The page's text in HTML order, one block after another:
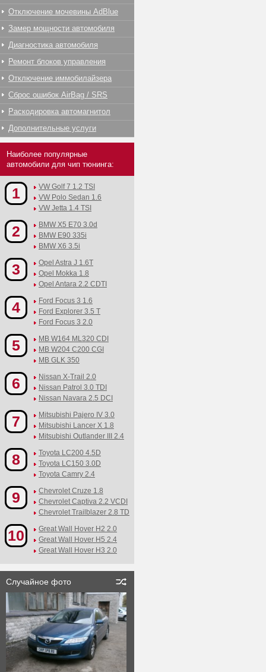
Отключение мочевины AdBlue
Замер мощности автомобиля
Диагностика автомобиля
Ремонт блоков управления
Отключение иммобилайзера
Сброс ошибок AirBag / SRS
Раскодировка автомагнитол
Дополнительные услуги
Наиболее популярные
автомобили для чип тюнинга:
1
VW Golf 7 1.2 TSI
VW Polo Sedan 1.6
VW Jetta 1.4 TSI
2
BMW X5 E70 3.0d
BMW E90 335i
BMW X6 3.5i
3
Opel Astra J 1.6T
Opel Mokka 1.8
Opel Antara 2.2 CDTI
4
Ford Focus 3 1.6
Ford Explorer 3.5 T
Ford Focus 3 2.0
5
MB W164 ML320 CDI
MB W204 C200 CGI
MB GLK 350
6
Nissan X-Trail 2.0
Nissan Patrol 3.0 TDI
Nissan Navara 2.5 DCI
7
Mitsubishi Pajero IV 3.0
Mitsubishi Lancer X 1.8
Mitsubishi Outlander III 2.4
8
Toyota LC200 4.5D
Toyota LC150 3.0D
Toyota Camry 2.4
9
Chevrolet Cruze 1.8
Chevrolet Captiva 2.2 VCDI
Chevrolet Trailblazer 2.8 TD
10
Great Wall Hover H2 2.0
Great Wall Hover H5 2.4
Great Wall Hover H3 2.0
Случайное фото